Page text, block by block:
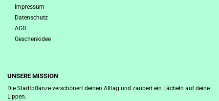
Impressum
Datenschutz
AGB
Geschenkidee
UNSERE MISSION
Die Stadtpflanze verschönert deinen Alltag und zaubert ein Lächeln auf deine
Lippen.